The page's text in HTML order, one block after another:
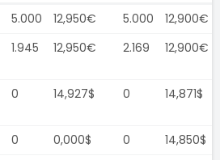
5.000 12,950€ 5.000
12,900€
1.945 12,950€ 2.169 12,900€
0 14,927$ 0 14,871$
0 0,000$ 0
14,850$